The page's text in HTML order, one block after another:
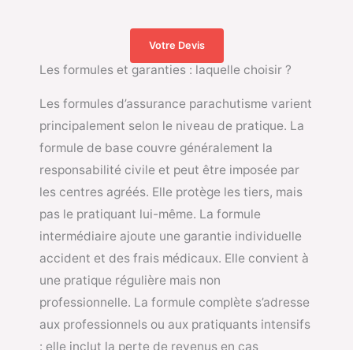
Votre Devis
Les formules et garanties : laquelle choisir ?
Les formules d’assurance parachutisme varient
principalement selon le niveau de pratique. La
formule de base couvre généralement la
responsabilité civile et peut être imposée par
les centres agréés. Elle protège les tiers, mais
pas le pratiquant lui-même. La formule
intermédiaire ajoute une garantie individuelle
accident et des frais médicaux. Elle convient à
une pratique régulière mais non
professionnelle. La formule complète s’adresse
aux professionnels ou aux pratiquants intensifs
: elle inclut la perte de revenus en cas